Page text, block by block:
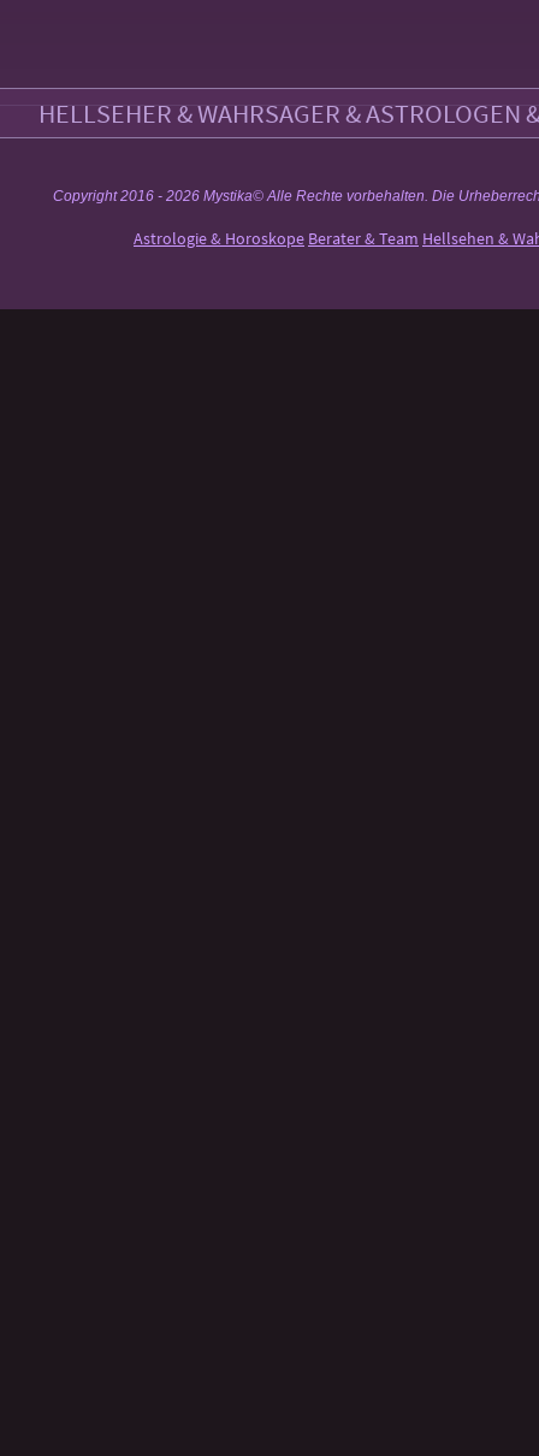
HELLSEHER & WAHRSAGER &
Copyright 2016 - 2026 Mystika© Alle Rechte vorbehalten. Die
Astrologie & Horoskope Berater & Team Hellsehen &